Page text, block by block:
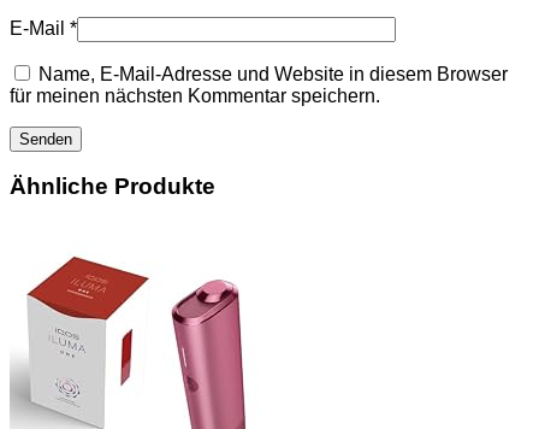
E-Mail *
Name, E-Mail-Adresse und Website in diesem Browser
für meinen nächsten Kommentar speichern.
Ähnliche Produkte